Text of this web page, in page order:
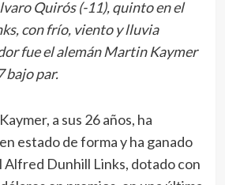
Quirós (-11), quinto en el
con frío, viento y lluvia
fue el alemán Martin Kaymer
bajo par.
a sus 26 años, ha
estado de forma y ha ganado
Alfred Dunhill Links, dotado con